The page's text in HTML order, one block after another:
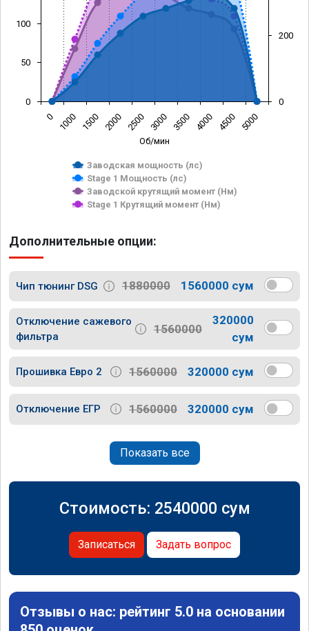
Об/мин
Заводская мощность (лс)
Stage 1 Мощность (лс)
Заводской крутящий момент (Нм)
Stage 1 Крутящий момент (Нм)
0 1000 1500 2000 2500 3000 3500 4000 4500 5000
0
50
100
0
200
Дополнительные опции:
Чип тюнинг DSG 1880000 1560000 сум
Отключение сажевого
фильтра
1560000
320000
сум
Прошивка Евро 2 1560000 320000 сум
Отключение ЕГР 1560000 320000 сум
Показать все
Стоимость: 2540000 сум
Записаться Задать вопрос
Отзывы о нас: рейтинг 5.0 на основании